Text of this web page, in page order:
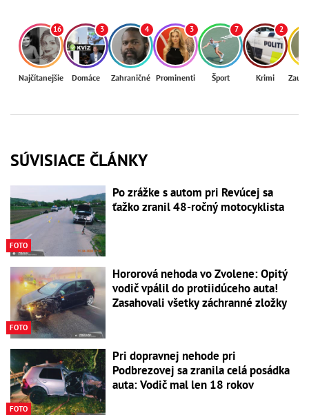
16
Najčítanejšie
3
Domáce
4
Zahraničné
3
Prominenti
7
Šport
2
Krimi
SÚVISIACE ČLÁNKY
FOTO
Po zrážke s autom pri Revúcej sa
ťažko zranil 48-ročný motocyklista
FOTO
Hororová nehoda vo Zvolene: Opitý
vodič vpálil do protiidúceho auta!
Zasahovali všetky záchranné zložky
FOTO
Pri dopravnej nehode pri
Podbrezovej sa zranila celá posádka
auta: Vodič mal len 18 rokov